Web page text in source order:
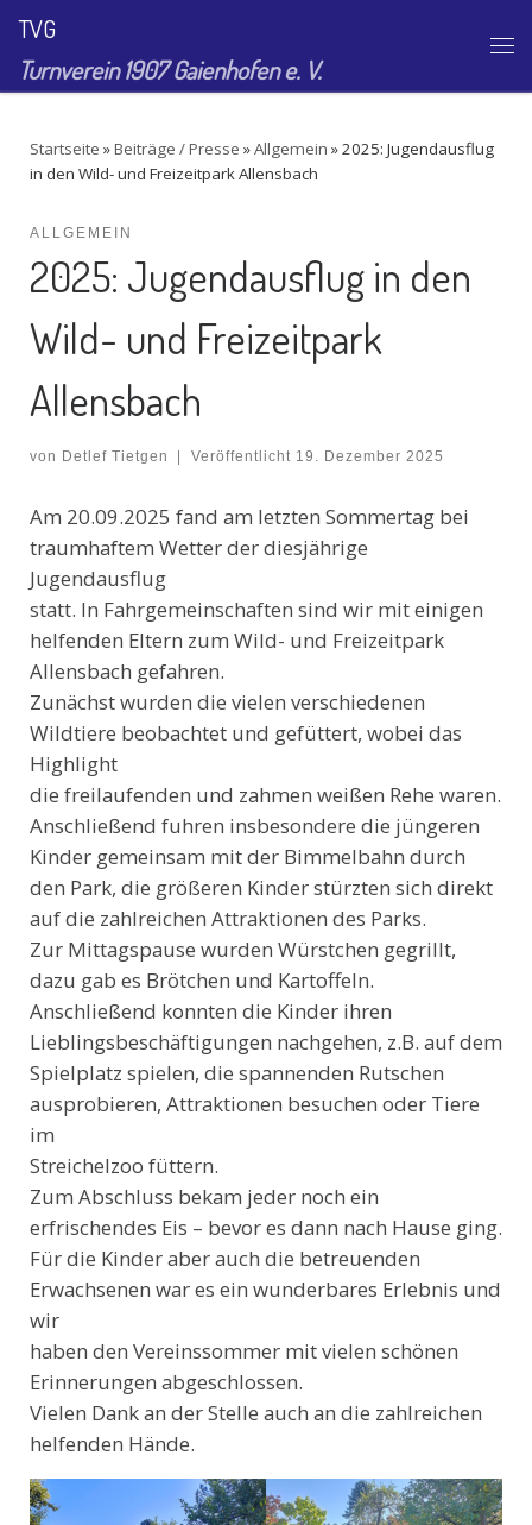
Zum Inhalt springen
TVG
Turnverein 1907 Gaienhofen e. V.
Startseite »Beiträge / Presse »Allgemein »2025: Jugendausflug
in den Wild- und Freizeitpark Allensbach
ALLGEMEIN
2025: Jugendausflug in den
Wild- und Freizeitpark
Allensbach
von Detlef Tietgen | Veröffentlicht 19. Dezember 2025
Am 20.09.2025 fand am letzten Sommertag bei
traumhaftem Wetter der diesjährige
Jugendausflug
statt. In Fahrgemeinschaften sind wir mit einigen
helfenden Eltern zum Wild- und Freizeitpark
Allensbach gefahren.
Zunächst wurden die vielen verschiedenen
Wildtiere beobachtet und gefüttert, wobei das
Highlight
die freilaufenden und zahmen weißen Rehe waren.
Anschließend fuhren insbesondere die jüngeren
Kinder gemeinsam mit der Bimmelbahn durch
den Park, die größeren Kinder stürzten sich direkt
auf die zahlreichen Attraktionen des Parks.
Zur Mittagspause wurden Würstchen gegrillt,
dazu gab es Brötchen und Kartoffeln.
Anschließend konnten die Kinder ihren
Lieblingsbeschäftigungen nachgehen, z.B. auf dem
Spielplatz spielen, die spannenden Rutschen
ausprobieren, Attraktionen besuchen oder Tiere
im
Streichelzoo füttern.
Zum Abschluss bekam jeder noch ein
erfrischendes Eis – bevor es dann nach Hause ging.
Für die Kinder aber auch die betreuenden
Erwachsenen war es ein wunderbares Erlebnis und
wir
haben den Vereinssommer mit vielen schönen
Erinnerungen abgeschlossen.
Vielen Dank an der Stelle auch an die zahlreichen
helfenden Hände.